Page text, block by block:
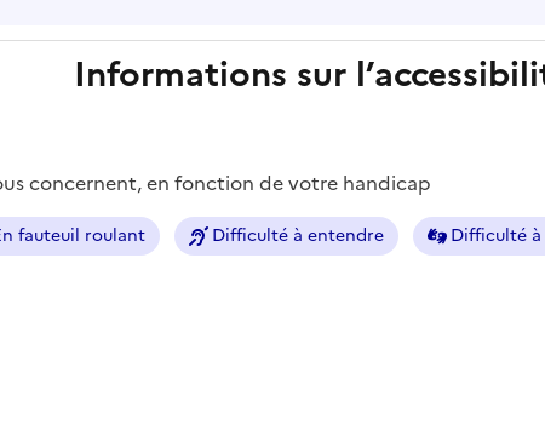
Informations sur
concernent, en fonction de votre handicap
fauteuil roulant Difficulté à entendre Difficulté